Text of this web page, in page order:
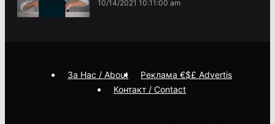
10/14/2021 10:11:00 am
За Нас / About
Реклама €$£ Advertis
Контакт / Contact